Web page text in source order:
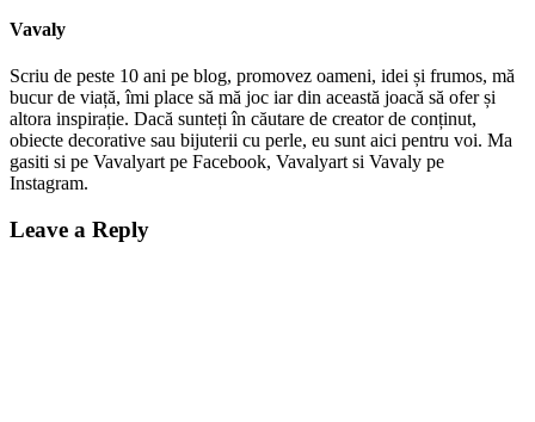
Vavaly
Scriu de peste 10 ani pe blog, promovez oameni, idei și frumos, mă
bucur de viață, îmi place să mă joc iar din această joacă să ofer și
altora inspirație. Dacă sunteți în căutare de creator de conținut,
obiecte decorative sau bijuterii cu perle, eu sunt aici pentru voi. Ma
gasiti si pe Vavalyart pe Facebook, Vavalyart si Vavaly pe
Instagram.
Leave a Reply